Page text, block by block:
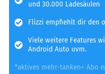
und 30.000 Ladesäulen
Flizzi empfiehlt dir den
Viele weitere Features
Android Auto uvm.
*aktives mehr-tanken+ Abo